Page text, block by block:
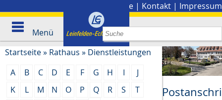
Presse | Kontakt | Impressum
Menü
Startseite» Rathaus » Dienstleistungen
A
B C D E F G H I
J
K
L M N O P Q R S
T